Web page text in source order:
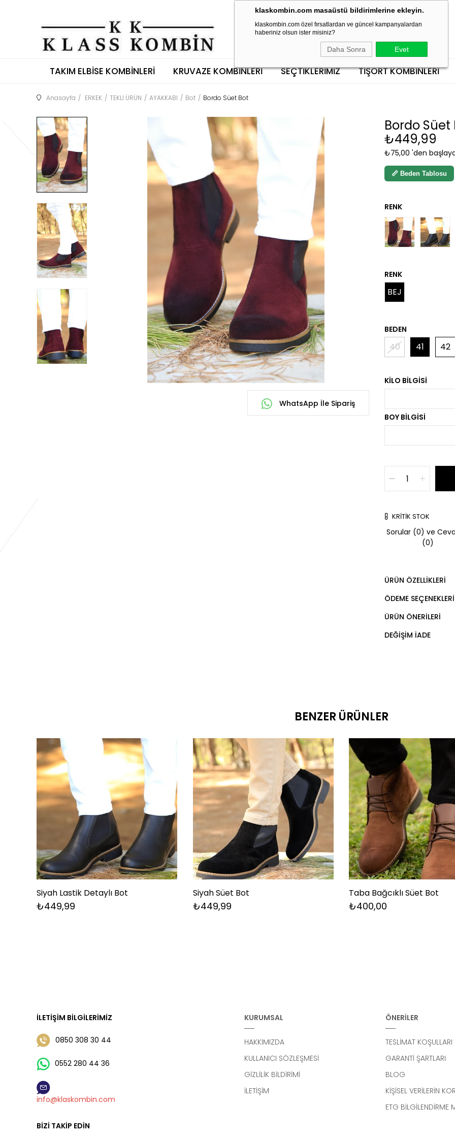
klaskombin.com masaüstü bildirimlerine ekleyin.
klaskombin.com özel fırsatlardan ve güncel kampanyalardan
haberiniz olsun ister misiniz?
Daha Sonra Evet
TAKIM ELBISE KOMBINLERI KRUVAZE KOMBINLERI SEÇTİKLERİMİZ TIŞÖRT KOMBINLERI
Anasayfa ERKEK TEKLİ ÜRÜN AYAKKABI Bot Bordo Süet Bot
WhatsApp İle Sipariş
Bordo Süet
₺449,99
₺75,00 'den
📏 Beden Tablosu
RENK
BEJ
BEDEN
40 41 42
KILO BILGISI
BOY BILGISI
KRITIK STOK
Sorular (0) ve
(0)
ÜRÜN ÖZELLIKLERI
ÖDEME SEÇENEKLERI
ÜRÜN ÖNERILERI
DEĞIŞIM İADE
BENZER ÜRÜNLER
Siyah Lastik Detaylı Bot
₺449,99
Siyah Süet Bot
₺449,99
Taba Bağcıklı Süet Bot
₺400,00
İLETIŞIM BILGILERIMIZ
0850 308 30 44
0552 280 44 36
info@klaskombin.com
BIZI TAKIP EDIN
KURUMSAL
HAKKIMIZDA
KULLANICI SÖZLEŞMESİ
GİZLİLİK BİLDİRİMİ
İLETİŞİM
ÖNERİLER
TESLİMAT KOŞULLARI
GARANTİ ŞARTLARI
BLOG
KİŞİSEL VERİLERİN
ETG BİLGİLENDİRME